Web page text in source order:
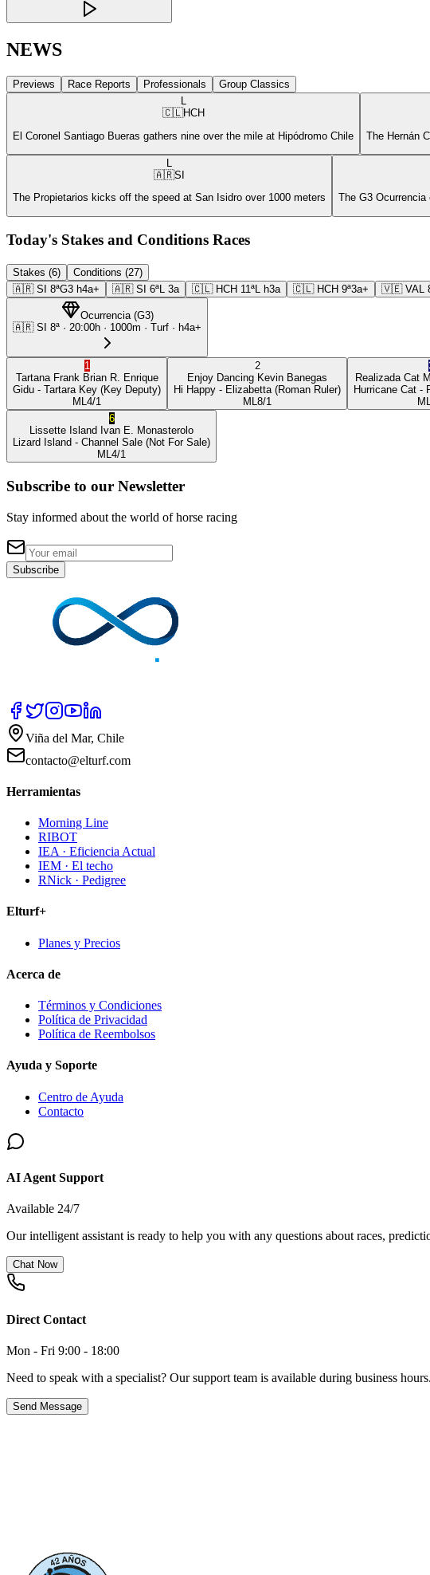
NEWS
Previews Race Reports Professionals
Group Classics
L
🇨🇱HCH
El Coronel Santiago Bueras gathers nine over the mile at Hipódromo Chile
The Hernán
L
🇦🇷SI
The Propietarios kicks off the speed at San Isidro over 1000 meters
The G3
Today's Stakes and Conditions Races
Stakes (6)
Conditions (27)
🇦🇷 SI 8ªG3 h4a+ 🇦🇷 SI 6ªL 3a 🇨🇱 HCH 11ªL h3a 🇨🇱 HCH 9ª3a+ 🇻🇪 VAL
Ocurrencia(G3)
🇦🇷 SI 8ª · 20:00h · 1000m · Turf · h4a+
1
Tartana Frank Brian R. Enrique
Gidu - Tartara Key (Key Deputy)
ML4/1
2
Enjoy Dancing Kevin Banegas
Hi Happy - Elizabetta(Roman Ruler)
ML8/1
Realizada Cat
Hurricane Cat -
6
Lissette Island Ivan E. Monasterolo
Lizard Island - Channel Sale (Not For Sale)
ML4/1
Subscribe to our Newsletter
Stay informed about the world of horse racing
Subscribe
Viña del Mar, Chile
contacto@elturf.com
Herramientas
Morning Line
RIBOT
IEA · Eficiencia Actual
IEM · El techo
RNick · Pedigree
Elturf+
Planes y Precios
Acerca de
Términos y Condiciones
Política de Privacidad
Política de Reembolsos
Ayuda y Soporte
Centro de Ayuda
Contacto
AI Agent Support
Available 24/7
Our intelligent assistant is ready to help you with any questions about races,
Chat Now
Direct Contact
Mon - Fri 9:00 - 18:00
Need to speak with a specialist? Our support team is available during business hours.
Send Message